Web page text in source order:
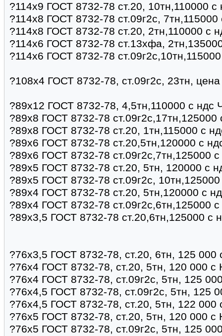
?114х9 ГОСТ 8732-78 ст.20, 10тн,110000 с
?114х8 ГОСТ 8732-78 ст.09г2с, 7тн,115000
?114х8 ГОСТ 8732-78 ст.20, 2тн,110000 с
?114х6 ГОСТ 8732-78 ст.13хфа,
?114х6 ГОСТ 8732-78
?108х4 ГОСТ 8732-78, ст.09г2с, 23тн,
?89х12 ГОСТ 8732-78, 4,5тн,110000 с ндс
?89х8 ГОСТ 8732-78 ст.09г2с,17тн,125000
?89х8 ГОСТ 8732-78 ст.20, 1тн,115000 с
?89х6 ГОСТ 8732-78 ст.20,5тн,120000 с
?89х6 ГОСТ 8732-78 ст.09г2с,7тн,125000
?89х5 ГОСТ 8732-78 ст.20, 5тн, 120000 с
?89х5 ГОСТ 8732-78 ст.09г2с,
?89х4 ГОСТ 8732-78 ст.20, 5тн,120000 с
?89х4 ГОСТ 8732-78 ст.09г2с,6тн,125000
?89х3,5 ГОСТ 8732-78 ст.20,6тн,125000 с
?76х3,5 ГОСТ 8732-78, ст.20, 6тн, 125
?76х4 ГОСТ 8732-78, ст.20, 5тн, 120 000
?76х4 ГОСТ 8732-78, ст.09г2с, 5тн, 125
?76х4,5 ГОСТ 8732-78, ст.09г2с, 5тн, 125
?76х4,5 ГОСТ 8732-78, ст.20, 5тн, 122
?76х5 ГОСТ 8732-78, ст.20, 5тн, 120 000
?76х5 ГОСТ 8732-78, ст.09г2с, 5тн, 125